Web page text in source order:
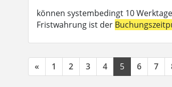
können systembedingt 10
Fristwahrung ist der
« 1 2 3 4 5 6 7